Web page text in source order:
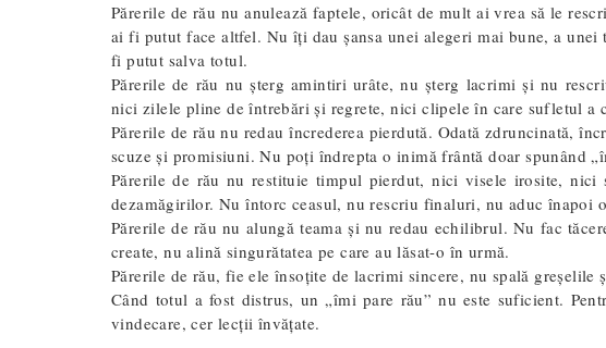
Părerile de rău nu anulează faptele, oricât de mult ai vrea să le
ai fi putut face altfel. Nu îți dau șansa unei alegeri mai bune, a
fi putut salva totul.
Părerile de rău nu șterg amintiri urâte, nu șterg lacrimi și nu
nici zilele pline de întrebări și regrete, nici clipele în care sufletul a
Părerile de rău nu redau încrederea pierdută. Odată zdruncinată,
scuze și promisiuni. Nu poți îndrepta o inimă frântă doar spunând
Părerile de rău nu restituie timpul pierdut, nici visele irosite, nici
dezamăgirilor. Nu întorc ceasul, nu rescriu finaluri, nu aduc înapoi
Părerile de rău nu alungă teama și nu redau echilibrul. Nu fac
create, nu alină singurătatea pe care au lăsat-o în urmă.
Părerile de rău, fie ele însoțite de lacrimi sincere, nu spală greșelile
Când totul a fost distrus, un „îmi pare rău” nu este suficient.
vindecare, cer lecții învățate.